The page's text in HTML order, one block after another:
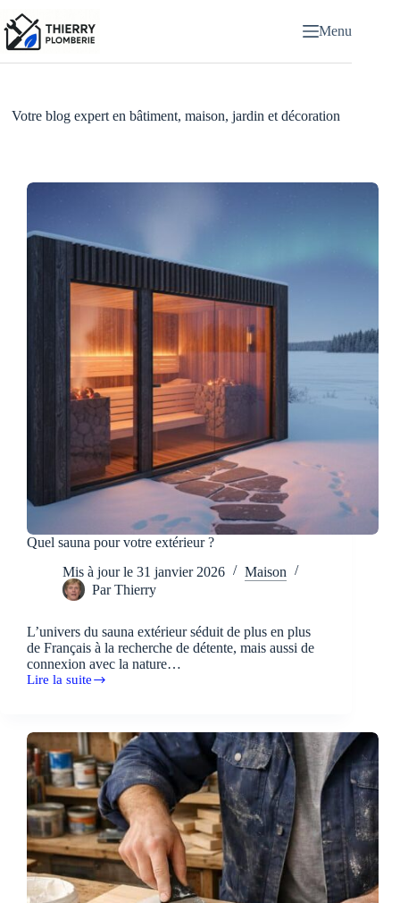
au
contenu
Menu
Votre blog expert en bâtiment, maison, jardin et décoration
Quel sauna pour votre extérieur ?
Mis à jour le 31 janvier 2026
Maison
Par Thierry
L’univers du sauna extérieur séduit de plus en plus
de Français à la recherche de détente, mais aussi de
connexion avec la nature…
Lire la suite
Quel
votre
extérieur
?